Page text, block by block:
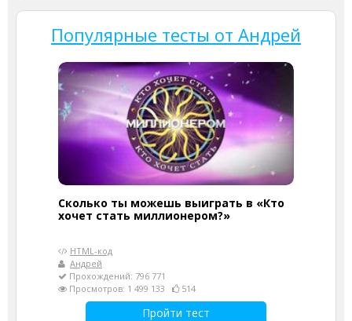
Популярные тесты от Андрей
Сколько ты можешь выиграть в «Кто
хочет стать миллионером?»
HTML-код
Андрей
Прохождений: 796 771
Просмотров: 1 499 133
514
Пройти тест